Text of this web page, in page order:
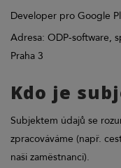
Developer pro Google
Adresa: ODP-software,
Praha 3
Kdo je
Subjektem údajů se
zpracováváme (např.
naši zaměstnanci).